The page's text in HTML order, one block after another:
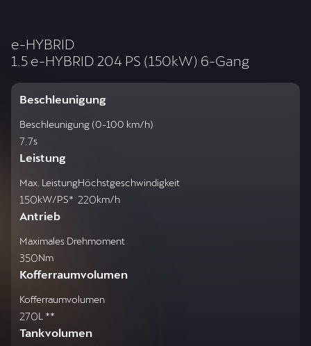
e-HYBRID
1.5 e-HYBRID 204 PS (150kW) 6-Gang
Beschleunigung
Beschleunigung (0-100 km/h)
7.7s
Leistung
Max. Leistung
150kW/PS*
Höchstgeschwindigkeit
220km/h
Antrieb
Maximales Drehmoment
350Nm
Kofferraumvolumen
Kofferraumvolumen
270L **
Tankvolumen